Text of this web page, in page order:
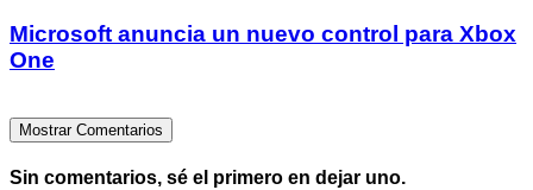
Microsoft anuncia un nuevo control para Xbox
One
Mostrar Comentarios
Sin comentarios, sé el primero en dejar uno.